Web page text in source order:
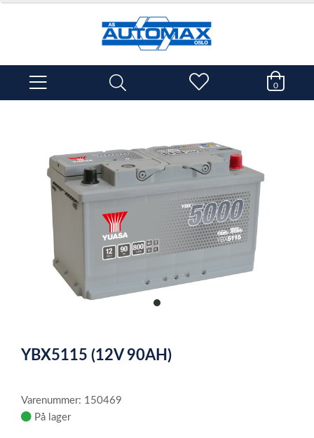
0
item
of
YBX5115 (12V 90AH)
Varenummer: 150469
På lager